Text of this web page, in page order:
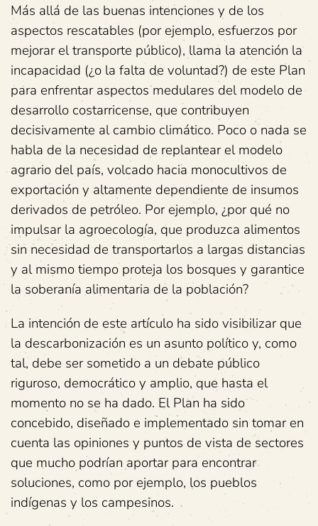
Más allá de las buenas intenciones y de los
aspectos rescatables (por ejemplo, esfuerzos por
mejorar el transporte público), llama la atención la
incapacidad (¿o la falta de voluntad?) de este Plan
para enfrentar aspectos medulares del modelo de
desarrollo costarricense, que contribuyen
decisivamente al cambio climático. Poco o nada se
habla de la necesidad de replantear el modelo
agrario del país, volcado hacia monocultivos de
exportación y altamente dependiente de insumos
derivados de petróleo. Por ejemplo, ¿por qué no
impulsar la agroecología, que produzca alimentos
sin necesidad de transportarlos a largas distancias
y al mismo tiempo proteja los bosques y garantice
la soberanía alimentaria de la población?
La intención de este artículo ha sido visibilizar que
la descarbonización es un asunto político y, como
tal, debe ser sometido a un debate público
riguroso, democrático y amplio, que hasta el
momento no se ha dado. El Plan ha sido
concebido, diseñado e implementado sin tomar en
cuenta las opiniones y puntos de vista de sectores
que mucho podrían aportar para encontrar
soluciones, como por ejemplo, los pueblos
indígenas y los campesinos.